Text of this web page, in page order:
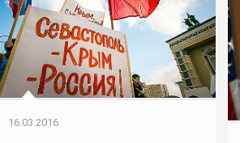
16.03.2016